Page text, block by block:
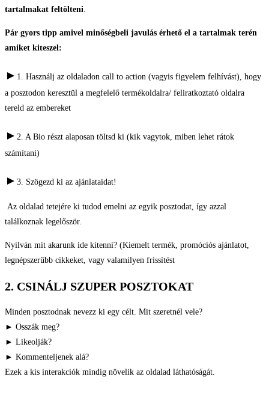
tartalmakat feltölteni.
Pár gyors tipp amivel minőségbeli javulás érhető el a tartalmak terén
amiket kiteszel:
► 1. Használj az oldaladon call to action (vagyis figyelem felhívást), hogy
a posztodon keresztül a megfelelő termékoldalra/ feliratkoztató oldalra
tereld az embereket
► 2. A Bio részt alaposan töltsd ki (kik vagytok, miben lehet rátok
számítani)
► 3. Szögezd ki az ajánlataidat!
Az oldalad tetejére ki tudod emelni az egyik posztodat, így azzal
találkoznak legelőször.
Nyilván mit akarunk ide kitenni? (Kiemelt termék, promóciós ajánlatot,
legnépszerűbb cikkeket, vagy valamilyen frissítést
2. CSINÁLJ SZUPER POSZTOKAT​
Minden posztodnak nevezz ki egy célt. Mit szeretnél vele?
► Osszák meg?
► Likeolják?
► Kommenteljenek alá?
Ezek a kis interakciók mindig növelik az oldalad láthatóságát.